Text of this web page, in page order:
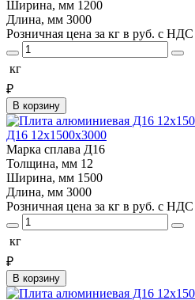
Ширина, мм 1200
Длина, мм 3000
Розничная цена за кг в руб. с НДС
кг
₽
В корзину
Д16 12х1500х3000
Марка сплава Д16
Толщина, мм 12
Ширина, мм 1500
Длина, мм 3000
Розничная цена за кг в руб. с НДС
кг
₽
В корзину